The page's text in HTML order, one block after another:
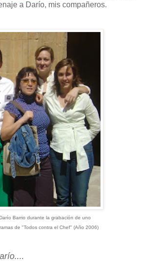
a Darío, mis compañeros.
Barrio durante la grabación de uno
de "Todos contra el Chef" (Año 2006)